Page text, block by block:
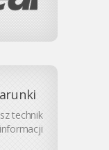
technik